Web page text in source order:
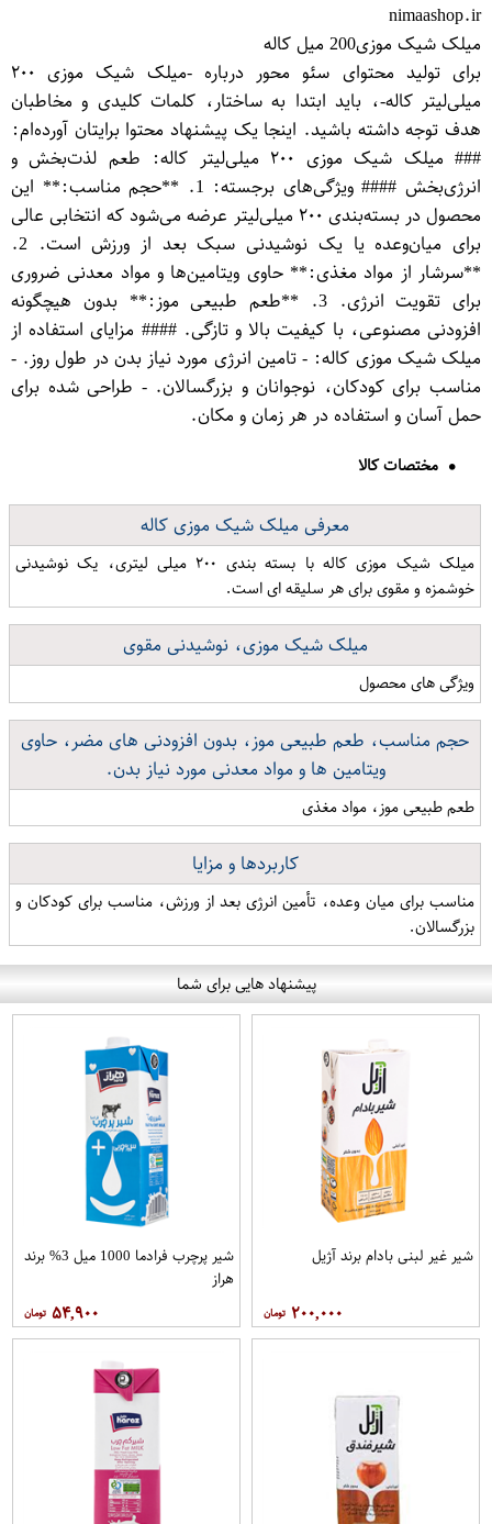
nimaashop.ir
میلک شیک موزی200 میل کاله
برای تولید محتوای سئو محور درباره -میلک شیک موزی ۲۰۰
میلی‌لیتر کاله-، باید ابتدا به ساختار، کلمات کلیدی و مخاطبان
هدف توجه داشته باشید. اینجا یک پیشنهاد محتوا برایتان آورده‌ام:
### میلک شیک موزی ۲۰۰ میلی‌لیتر کاله: طعم لذت‌بخش و
انرژی‌بخش #### ویژگی‌های برجسته: 1. **حجم مناسب:** این
محصول در بسته‌بندی ۲۰۰ میلی‌لیتر عرضه می‌شود که انتخابی عالی
برای میان‌وعده یا یک نوشیدنی سبک بعد از ورزش است. 2.
**سرشار از مواد مغذی:** حاوی ویتامین‌ها و مواد معدنی ضروری
برای تقویت انرژی. 3. **طعم طبیعی موز:** بدون هیچگونه
افزودنی مصنوعی، با کیفیت بالا و تازگی. #### مزایای استفاده از
میلک شیک موزی کاله: - تامین انرژی مورد نیاز بدن در طول روز. -
مناسب برای کودکان، نوجوانان و بزرگسالان. - طراحی شده برای
حمل آسان و استفاده در هر زمان و مکان.
مختصات کالا
معرفی میلک شیک موزی کاله
میلک شیک موزی کاله با بسته بندی ۲۰۰ میلی لیتری، یک نوشیدنی
خوشمزه و مقوی برای هر سلیقه ای است.
میلک شیک موزی، نوشیدنی مقوی
ویژگی های محصول
حجم مناسب، طعم طبیعی موز، بدون افزودنی های مضر، حاوی
ویتامین ها و مواد معدنی مورد نیاز بدن.
طعم طبیعی موز، مواد مغذی
کاربردها و مزایا
مناسب برای میان وعده، تأمین انرژی بعد از ورزش، مناسب برای کودکان و
بزرگسالان.
پیشنهاد هایی برای شما
شیر غیر لبنی بادام برند آژیل
۲۰۰,۰۰۰
شیر پرچرب فرادما 1000 میل 3% برند
هراز
۵۴,۹۰۰